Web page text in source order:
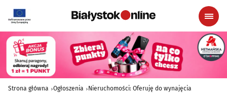
Strona główna Ogłoszenia Nieruchomości: Oferuję do wynajęcia